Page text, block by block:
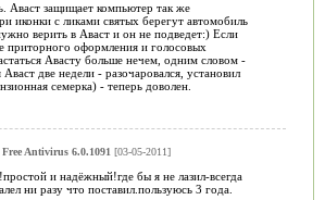
Аваст защищает компьютер так же
иконки с ликами святых берегут автомобиль
верить в Аваст и он не подведет:) Если
приторного оформления и голосовых
Авасту больше нечем, одним словом -
две недели - разочаровался, установил
семерка) - теперь доволен.
Free Antivirus 6.0.1091 [03-05-2011]
и надёжный!где бы я не лазил-всегда
ни разу что поставил.пользуюсь 3 года.